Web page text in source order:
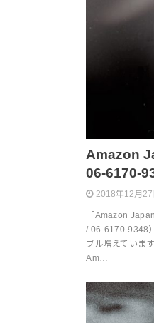
Amazon
06-6170-
2018年12月27
「Amazon
/ 06-6170-9348
ブル増えていま
Am…